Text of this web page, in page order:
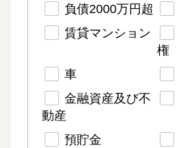
負債2000万円超
賃貸マンション
権
車
金融資産及び不
動産
預貯金